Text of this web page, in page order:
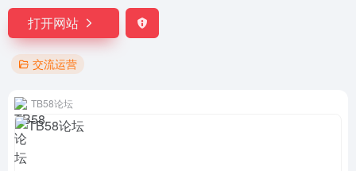
打开网站
交流运营
TB58论坛